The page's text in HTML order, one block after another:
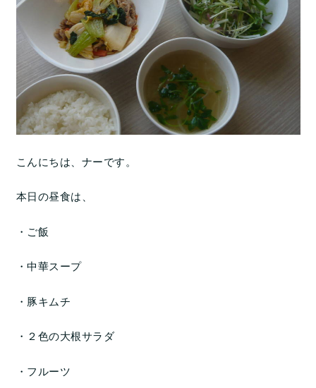
こんにちは、ナーです。
本日の昼食は、
・ご飯
・中華スープ
・豚キムチ
・２色の大根サラダ
・フルーツ